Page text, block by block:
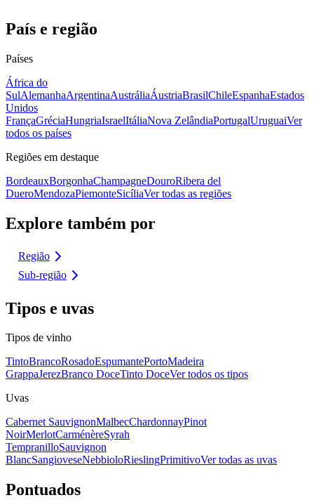
País e região
Países
África do
SulAlemanhaArgentinaAustráliaÁustriaBrasilChileEspanhaEstados
Unidos
FrançaGréciaHungriaIsraelItáliaNova ZelândiaPortugalUruguaiVer
todos os países
Regiões em destaque
BordeauxBorgonhaChampagneDouroRibera del
DueroMendozaPiemonteSicíliaVer todas as regiões
Explore também por
Região
Sub-região
Tipos e uvas
Tipos de vinho
TintoBrancoRosadoEspumantePortoMadeira
GrappaJerezBranco DoceTinto DoceVer todos os tipos
Uvas
Cabernet SauvignonMalbecChardonnayPinot
NoirMerlotCarménèreSyrah
TempranilloSauvignon
BlancSangioveseNebbioloRieslingPrimitivoVer todas as uvas
Pontuados